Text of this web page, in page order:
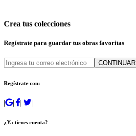
Crea tus colecciones
Regístrate para guardar tus obras favoritas
CONTINUAR
Regístrate con:
| | | |
¿Ya tienes cuenta?